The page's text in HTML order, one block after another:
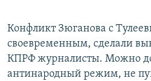
Конфликт Зюганова с
своевременным, сделали
КПРФ журналисты. Можно
антинародный режим, не